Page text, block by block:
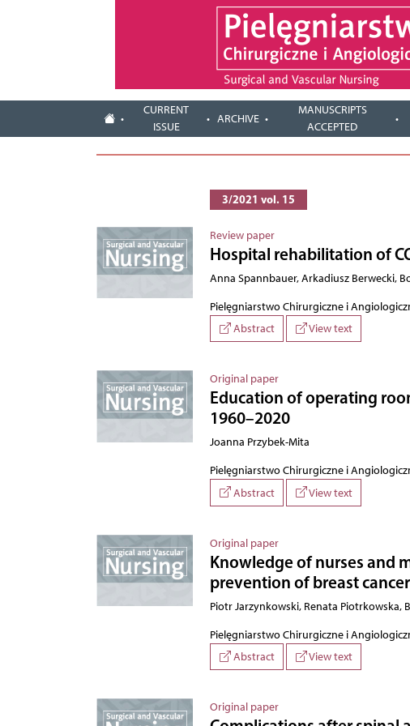
CURRENT
ISSUE
ARCHIVE
MANUSCRIPTS
ACCEPTED
3/2021 vol. 15
Review paper
Hospital rehabilitation of
Anna Spannbauer, Arkadiusz Berwecki,
Pielęgniarstwo Chirurgiczne i
Abstract
View text
Original paper
Education of operating
1960–2020
Joanna Przybek-Mita
Pielęgniarstwo Chirurgiczne i
Abstract
View text
Original paper
Knowledge of nurses and
prevention of breast cancer
Piotr Jarzynkowski, Renata Piotrkowska,
Pielęgniarstwo Chirurgiczne i
Abstract
View text
Original paper